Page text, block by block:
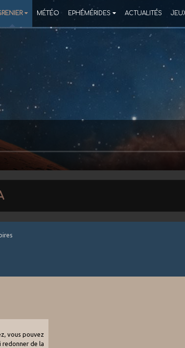
MÉTÉO EPHÉMÉRIDES ACTUALITÉS
vous pouvez
redonner de la